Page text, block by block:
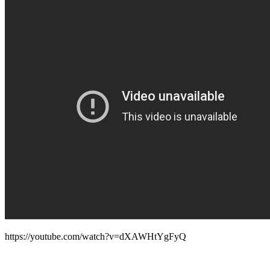
https://youtube.com/watch?v=dXAWHtYgFyQ